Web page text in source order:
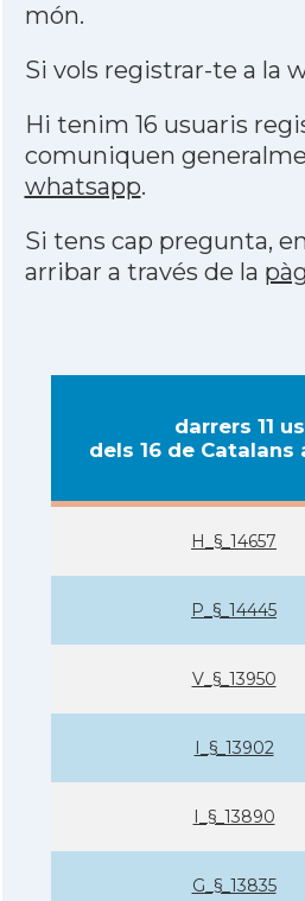
món.
Si vols registrar-te a la
Hi tenim 16 usuaris
comuniquen
whatsapp.
Si tens cap pregunta,
arribar a través de la
darrers 11
dels 16 de Catalans
H_§_14657
P_§_14445
V_§_13950
I_§_13902
I_§_13890
G_§_13835